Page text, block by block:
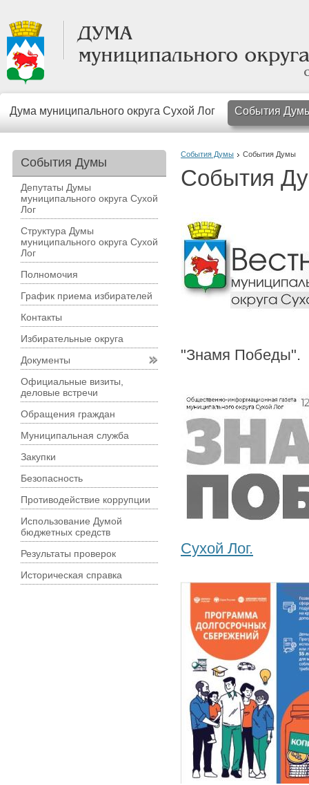
Дума муниципального округа Сухой Лог События
События Думы События Думы
События
"Знамя Победы".
Сухой Лог.
События Думы
Депутаты Думы
муниципального округа Сухой
Лог
Структура Думы
муниципального округа Сухой
Лог
Полномочия
График приема избирателей
Контакты
Избирательные округа
Документы
Официальные визиты,
деловые встречи
Обращения граждан
Муниципальная служба
Закупки
Безопасность
Противодействие коррупции
Использование Думой
бюджетных средств
Результаты проверок
Историческая справка